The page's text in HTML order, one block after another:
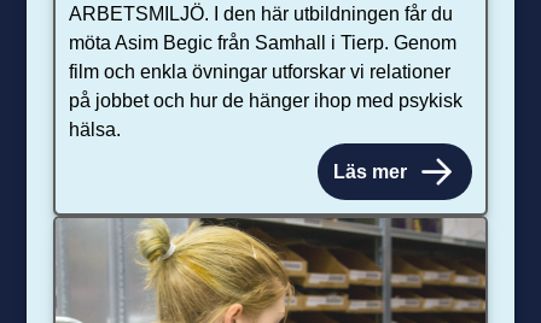
ARBETSMILJÖ. I den här utbildningen får du
möta Asim Begic från Samhall i Tierp. Genom
film och enkla övningar utforskar vi relationer
på jobbet och hur de hänger ihop med psykisk
hälsa.
Läs mer